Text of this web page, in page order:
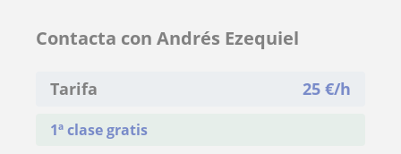
Contacta con Andrés Ezequiel
Tarifa 25 €/h
1ª clase gratis